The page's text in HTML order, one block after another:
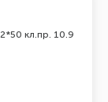
кл.пр. 10.9